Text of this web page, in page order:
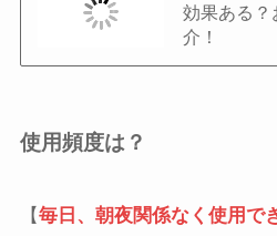
効果ある？
介！
使用頻度は？
【毎日、朝夜関係なく使用で